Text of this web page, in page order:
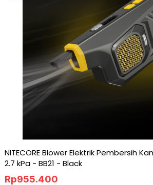
NITECORE Blower Elektrik Pembersih
2.7 kPa - BB21 - Black
Rp955.400